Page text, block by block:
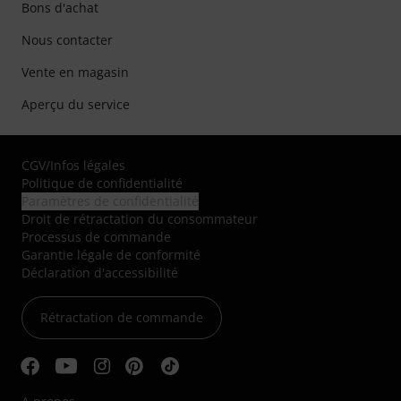
Bons d'achat
Nous contacter
Vente en magasin
Aperçu du service
CGV/Infos légales
Politique de confidentialité
Droit de rétractation du consommateur
Processus de commande
Garantie légale de conformité
Déclaration d'accessibilité
Rétractation de commande